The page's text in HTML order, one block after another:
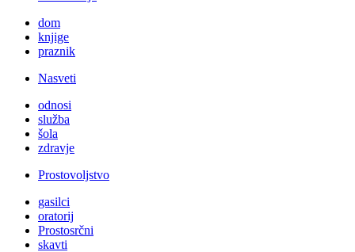
dom
knjige
praznik
Nasveti
odnosi
služba
šola
zdravje
Prostovoljstvo
gasilci
oratorij
Prostosrčni
skavti